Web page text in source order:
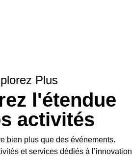
Plus
l'étendue
activités
bien plus que des événements.
et services dédiés à l’innovation